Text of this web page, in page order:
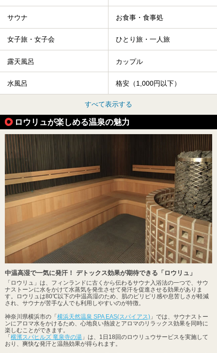
サウナ お食事・食事処
女子旅・女子会 ひとり旅・一人旅
露天風呂 カップル
水風呂 格安（1,000円以下）
すべて表示する
ロウリュが楽しめる温泉の魅力
中温高湿で一気に発汗！ デトックス効果が期待できる「ロウリュ」
「ロウリュ」は、フィンランドに古くから伝わるサウナ入浴法の一つで、サウ
ナストーンに水をかけて水蒸気を発生させて発汗を促進させる効果がありま
す。ロウリュは80℃以下の中温高湿のため、肌のピリピリ感や息苦しさが軽減
され、サウナが苦手な人でも利用しやすいのが特徴。
神奈川県横浜市の「 横浜天然温泉 SPA EAS(スパイアス) 」では、サウナストー
ンにアロマ水をかけるため、心地良い熱波とアロマのリラックス効果を同時に
楽しむことができます。
「 横濱スパヒルズ 竜泉寺の湯 」は、1日18回のロウリュウサービスを実施して
おり、爽快な発汗と温熱効果が得られます。